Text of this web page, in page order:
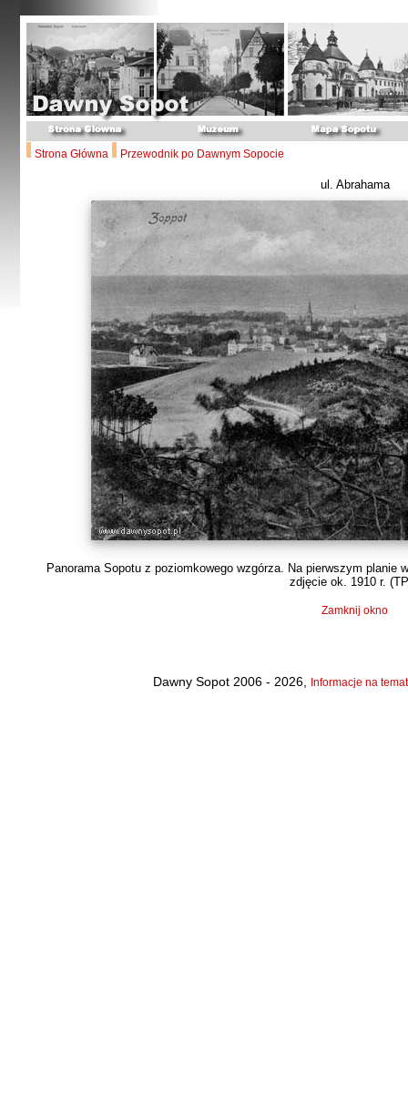
Strona Główna Przewodnik po Dawnym Sopocie
ul. Abrahama
Panorama Sopotu z poziomkowego wzgórza. Na pierwszym planie
zdjęcie ok. 1910 r. (
Zamknij okno
Dawny Sopot 2006 - 2026, Informacje na